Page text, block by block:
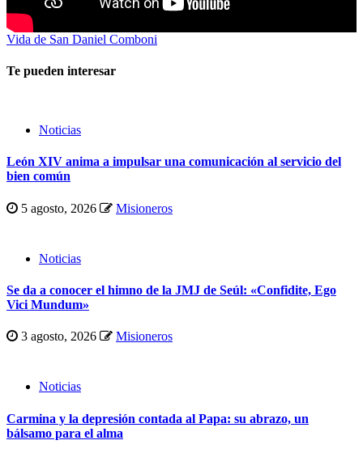
Vida de San Daniel Comboni
Te pueden interesar
Noticias
León XIV anima a impulsar una comunicación al servicio del
bien común
5 agosto, 2026 Misioneros
Noticias
Se da a conocer el himno de la JMJ de Seúl: «Confidite, Ego
Vici Mundum»
3 agosto, 2026 Misioneros
Noticias
Carmina y la depresión contada al Papa: su abrazo, un
bálsamo para el alma